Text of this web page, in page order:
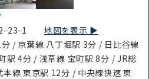
堀2-23-1地図を表示 ▶︎
/ 京葉線 八丁堀駅 3分 / 日比谷線
駅 4分 / 浅草線 宝町駅 8分 / JR総
線 東京駅 12分 / 中央線快速 東